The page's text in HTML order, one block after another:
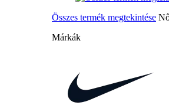
Összes termék megtekintése
Márkák